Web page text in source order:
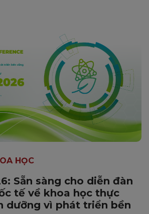
HỌC
Sẵn sàng cho diễn đàn
tế về khoa học thực
dưỡng vì phát triển bền